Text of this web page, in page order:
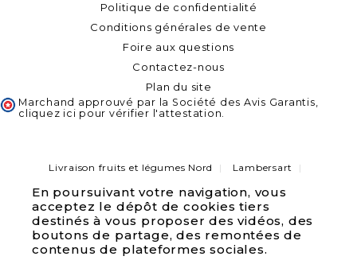
En poursuivant votre navigation, vous
acceptez le dépôt de cookies tiers
destinés à vous proposer des vidéos, des
boutons de partage, des remontées de
contenus de plateformes sociales.
Politique de confidentialité
Conditions générales de vente
Foire aux questions
Contactez-nous
Plan du site
Marchand approuvé par la Société des Avis Garantis,
cliquez ici pour vérifier l'attestation.
Livraison fruits et légumes Nord
Lambersart
Bondues
Marcq-en-Baroeul
Pérenchies
Verlinghem
Quesnoy sur deule
Saint André lez Lille
Wambrechies
Marquette lez Lille
La Madeleine
Wasquehal
Lille
Villeneuve d'asq